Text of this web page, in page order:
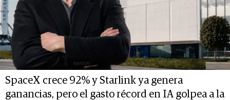
SpaceX crece 92% y Starlink ya genera
ganancias, pero el gasto récord en IA golpea a la